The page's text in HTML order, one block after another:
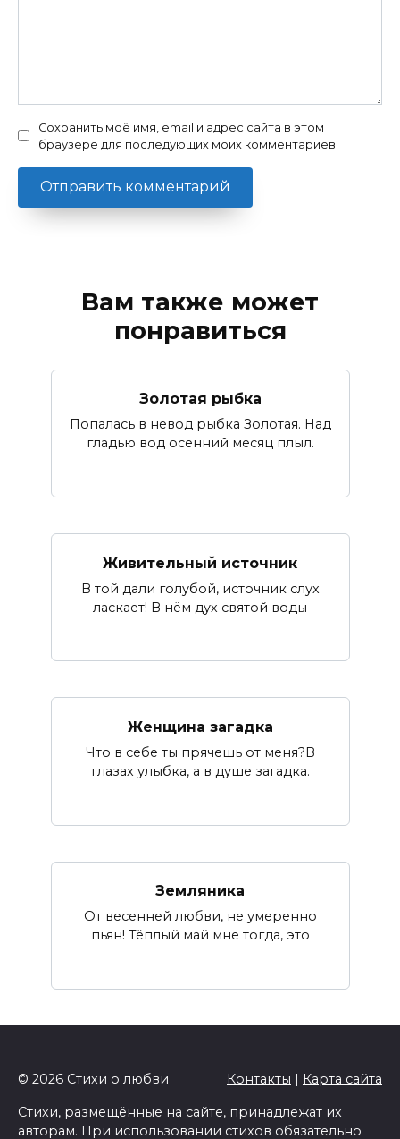
Сохранить моё имя, email и адрес сайта в этом
браузере для последующих моих комментариев.
Вам также может
понравиться
Золотая рыбка
Попалась в невод рыбка Золотая. Над
гладью вод осенний месяц плыл.
Живительный источник
В той дали голубой, источник слух
ласкает! В нём дух святой воды
Женщина загадка
Что в себе ты прячешь от меня?В
глазах улыбка, а в душе загадка.
Земляника
От весенней любви, не умеренно
пьян! Тёплый май мне тогда, это
© 2026 Стихи о любви Контакты | Карта сайта
Стихи, размещённые на сайте, принадлежат их
авторам. При использовании стихов обязательно